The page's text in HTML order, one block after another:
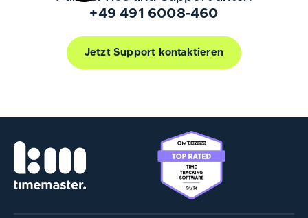
+49 491 6008-460
Jetzt Support kontaktieren